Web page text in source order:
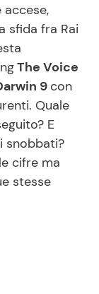
Bambini
sfida fra Rai
The Voice
9 con
Quale
E
snobbati?
cifre ma
stesse